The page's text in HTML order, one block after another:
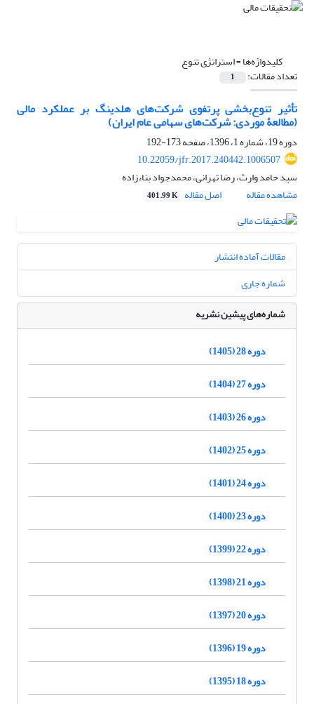
کلیدواژه‌ها =استراتژی تنوع
تعداد مقالات: 1
تأثیر تنوع‌بخشی پرتفوی شرکت‌های هلدینگ بر عملکرد مالی
(مطالعۀ موردی: شرکت‌های سهامی عام ایران)
دوره 19، شماره 1، 1396، صفحه
173-192
10.22059/jfr.2017.240442.1006507
سید حامد وارث، رضا تهرانی، محمدجواد بناءزاده
مشاهده مقاله
اصل مقاله 401.99 K
مقالات آماده انتشار
شماره جاری
شماره‌های پیشین نشریه
دوره 28 (1405)
دوره 27 (1404)
دوره 26 (1403)
دوره 25 (1402)
دوره 24 (1401)
دوره 23 (1400)
دوره 22 (1399)
دوره 21 (1398)
دوره 20 (1397)
دوره 19 (1396)
دوره 18 (1395)